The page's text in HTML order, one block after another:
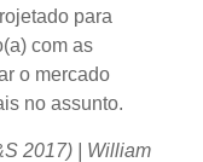
para
com as
o mercado
no assunto.
2017) | William